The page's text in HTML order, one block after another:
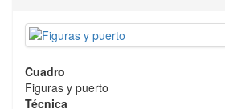
Cuadro
Figuras y puerto
Técnica